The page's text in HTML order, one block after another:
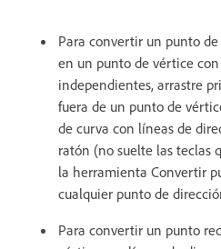
Para convertir un punto
en un punto de vértice
independientes, arrastre
fuera de un punto de
de curva con líneas de
ratón (no suelte las teclas
la herramienta Convertir
cualquier punto de
Para convertir un punto